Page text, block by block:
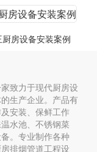
厨房设备安装案例
致力于现代厨房设
生产企业。产品有
安装、保鲜工作
水池、不锈钢菜
。专业制作各种
排烟管道工程设